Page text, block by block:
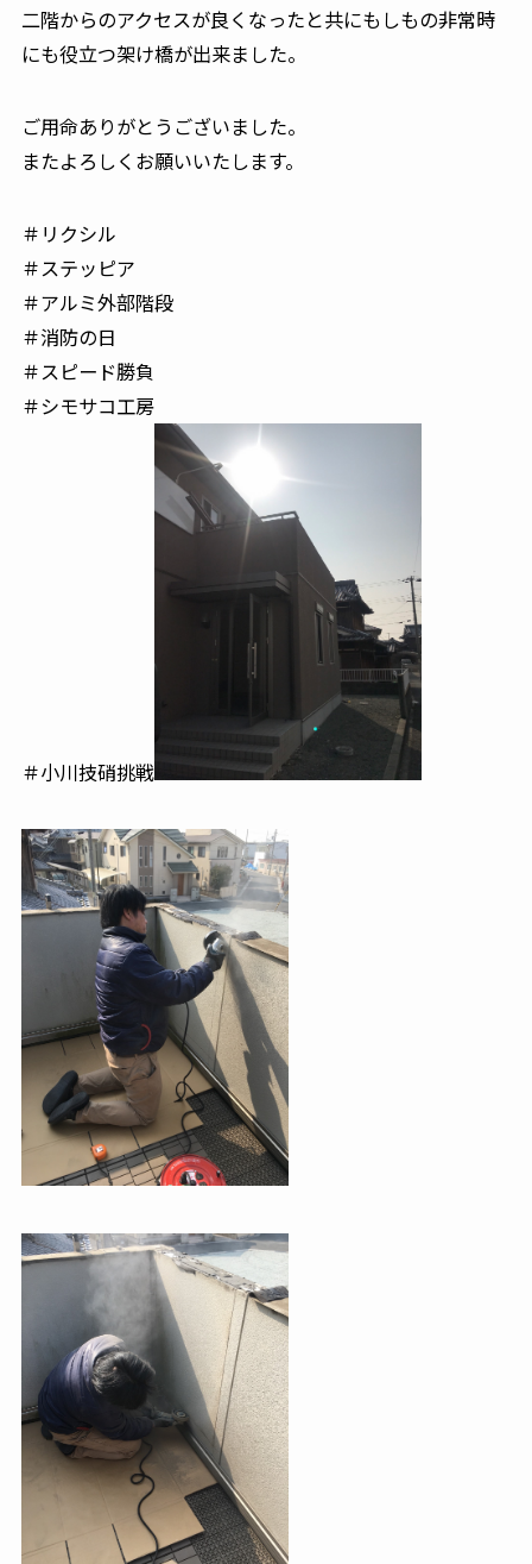
二階からのアクセスが良くなったと共にもしもの非常時
にも役立つ架け橋が出来ました。
ご用命ありがとうございました。
またよろしくお願いいたします。
＃リクシル
＃ステッピア
＃アルミ外部階段
＃消防の日
＃スピード勝負
＃シモサコ工房
＃小川技硝挑戦